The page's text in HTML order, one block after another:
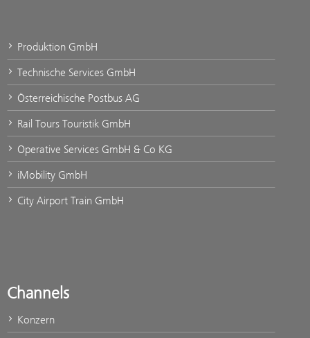
Produktion GmbH
Technische Services GmbH
Österreichische Postbus AG
Rail Tours Touristik GmbH
Operative Services GmbH & Co KG
iMobility GmbH
City Airport Train GmbH
Channels
Konzern